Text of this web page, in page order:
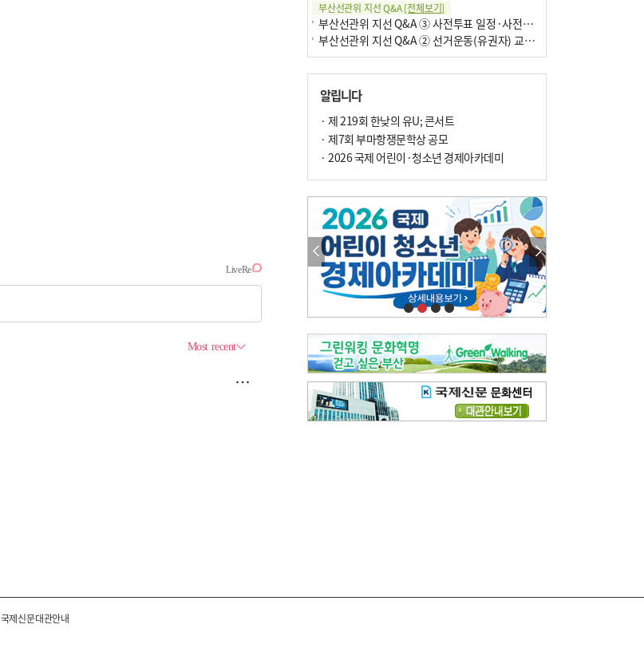
부산선관위 지선 Q&A[전체보기]
부산선관위 지선 Q&A ③ 사전투표 일정·사전투표함 보관
부산선관위 지선 Q&A ② 선거운동(유권자) 교육감투표용지
알립니다
· 제 219회 한낮의 유U; 콘서트
· 제7회 부마항쟁문학상 공모
· 2026 국제 어린이·청소년 경제아카데미
국제신문대관안내